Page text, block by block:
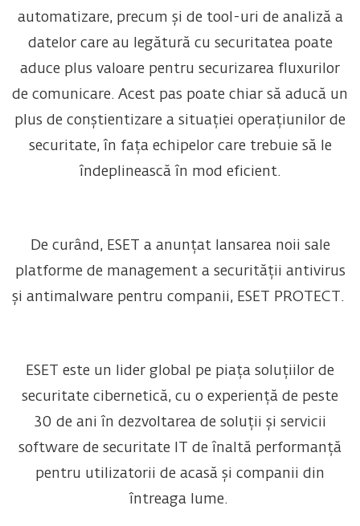
automatizare, precum și de tool-uri de analiză a
datelor care au legătură cu securitatea poate
aduce plus valoare pentru securizarea fluxurilor
de comunicare. Acest pas poate chiar să aducă un
plus de conștientizare a situației operațiunilor de
securitate, în fața echipelor care trebuie să le
îndeplinească în mod eficient.
De curând, ESET a anunțat lansarea noii sale
platforme de management a securității antivirus
și antimalware pentru companii, ESET PROTECT.
ESET este un lider global pe piața soluțiilor de
securitate cibernetică, cu o experiență de peste
30 de ani în dezvoltarea de soluții și servicii
software de securitate IT de înaltă performanță
pentru utilizatorii de acasă și companii din
întreaga lume.